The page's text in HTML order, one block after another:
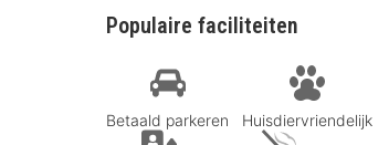
Populaire faciliteiten
Betaald parkeren Huisdiervriendelijk